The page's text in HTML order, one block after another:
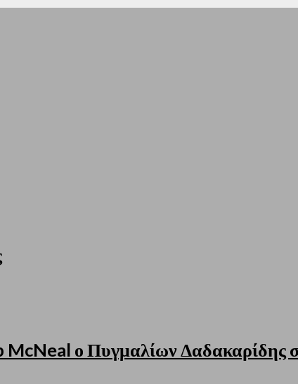
McNeal ο Πυγμαλίων Δαδακαρίδης